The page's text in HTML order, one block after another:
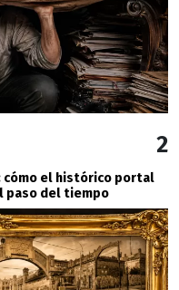
2
cómo el histórico portal
paso del tiempo